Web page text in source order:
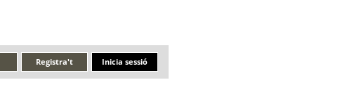
Inicia sessió
Registra't